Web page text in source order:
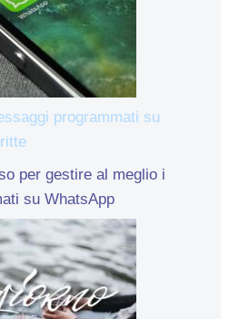
programmati su
per gestire al meglio i
su WhatsApp